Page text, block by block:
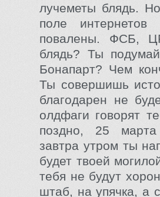
лучеметы блядь.
поле
повалены. ФСБ,
блядь? Ты
Бонапарт? Чем
Ты совершишь
благодарен не
олдфаги говорят
поздно, 25
завтра утром ты
будет твоей
тебя не будут
штаб, на упячка, а